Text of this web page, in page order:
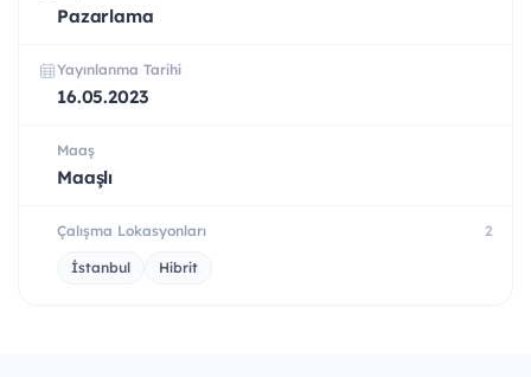
Pazarlama
Yayınlanma Tarihi
16.05.2023
Maaş
Maaşlı
Çalışma Lokasyonları 2
İstanbul Hibrit